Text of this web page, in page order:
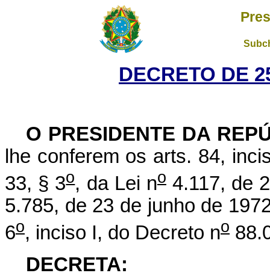
DECRETO DE
O PRESIDENTE DA
lhe conferem os arts. 84,
33, § 3o, da Lei no4.117, de
5.785, de 23 de junho de
6o, inciso I, do Decreto no
DECRETA: